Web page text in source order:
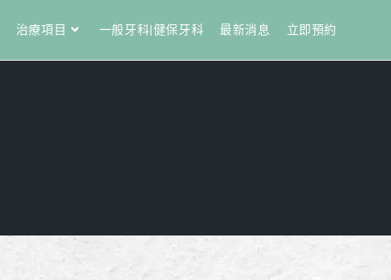
治療項目 一般牙科|健保牙科 最新消息 立即預約